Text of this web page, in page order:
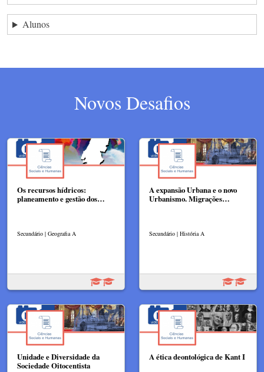
Alunos
Novos Desafios
Os recursos hídricos:
planeamento e gestão dos…
Secundário | Geografia A
A expansão Urbana e o novo
Urbanismo. Migrações…
Secundário | História A
Unidade e Diversidade da
Sociedade Oitocentista
A ética deontológica de Kant I